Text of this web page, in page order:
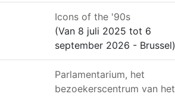
Icons of the '90s
(Van 8 juli 2025 tot 6
september 2026 - Brussel)
Parlamentarium, het
bezoekerscentrum van het